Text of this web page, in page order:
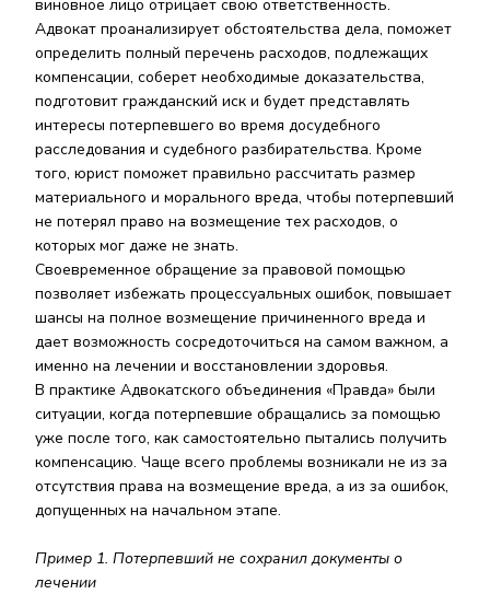
виновное лицо отрицает свою ответственность.
Адвокат проанализирует обстоятельства дела, поможет
определить полный перечень расходов, подлежащих
компенсации, соберет необходимые доказательства,
подготовит гражданский иск и будет представлять
интересы потерпевшего во время досудебного
расследования и судебного разбирательства. Кроме
того, юрист поможет правильно рассчитать размер
материального и морального вреда, чтобы потерпевший
не потерял право на возмещение тех расходов, о
которых мог даже не знать.
Своевременное обращение за правовой помощью
позволяет избежать процессуальных ошибок, повышает
шансы на полное возмещение причиненного вреда и
дает возможность сосредоточиться на самом важном, а
именно на лечении и восстановлении здоровья.
В практике Адвокатского объединения «Правда» были
ситуации, когда потерпевшие обращались за помощью
уже после того, как самостоятельно пытались получить
компенсацию. Чаще всего проблемы возникали не из за
отсутствия права на возмещение вреда, а из за ошибок,
допущенных на начальном этапе.
Пример 1. Потерпевший не сохранил документы о
лечении